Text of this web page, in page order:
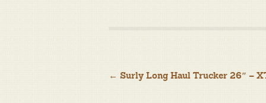
Navigation
← Surly Long Haul Trucker 26″ –